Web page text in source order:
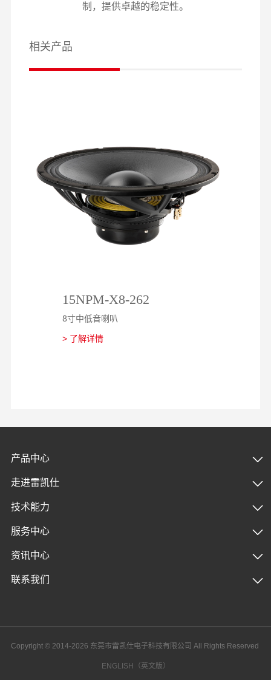
制，提供卓越的稳定性。
相关产品
15NPM-X8-262
8寸中低音喇叭
> 了解详情
产品中心
走进雷凯仕
技术能力
服务中心
资讯中心
联系我们
Copyright © 2014-2026 东莞市雷凯仕电子科技有限公司 All Rights Reserved
ENGLISH（英文版）